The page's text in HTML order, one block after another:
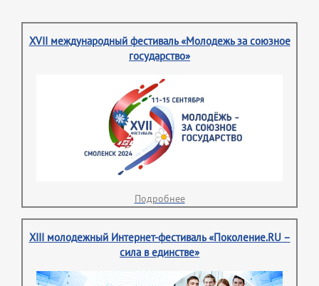
XVII международный фестиваль «Молодежь за союзное
государство»
Подробнее
XIII молодежный Интернет-фестиваль «Поколение.RU –
сила в единстве»